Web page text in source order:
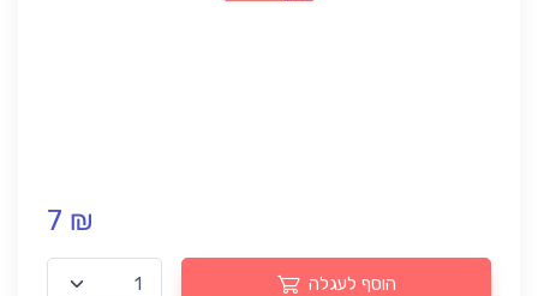
7 ₪
הוסף לעגלה